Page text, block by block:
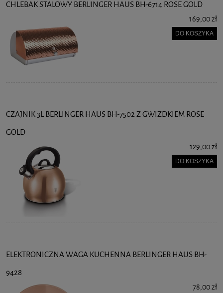
CHLEBAK STALOWY BERLINGER HAUS BH-6714 ROSE GOLD
169,00 zł
DO KOSZYKA
CZAJNIK 3L BERLINGER HAUS BH-7502 Z GWIZDKIEM ROSE
GOLD
129,00 zł
DO KOSZYKA
ELEKTRONICZNA WAGA KUCHENNA BERLINGER HAUS BH-
9428
78,00 zł